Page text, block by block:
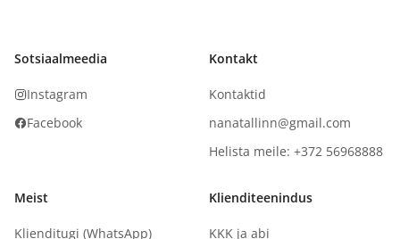
Sotsiaalmeedia
Instagram
Facebook
Kontakt
Kontaktid
nanatallinn@gmail.com
Helista meile: +372 56968888
Meist
Klienditugi (WhatsApp)
Klienditeenindus
KKK ja abi